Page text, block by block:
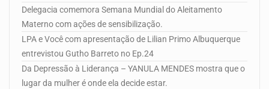
Delegacia comemora Semana Mundial do Aleitamento
Materno com ações de sensibilização.
LPA e Você com apresentação de Lilian Primo Albuquerque
entrevistou Gutho Barreto no Ep.24
Da Depressão à Liderança – YANULA MENDES mostra que o
lugar da mulher é onde ela decide estar.